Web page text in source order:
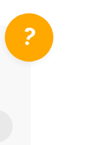
?